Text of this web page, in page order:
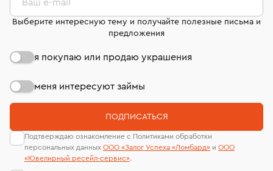
Ваш e-mail
Выберите интересную тему и получайте полезные письма и
предложения
я покупаю или продаю украшения
меня интересуют займы
ПОДПИСАТЬСЯ
Подтверждаю ознакомление с Политиками обработки
персональных данных ООО «Залог Успеха «Ломбард» и ООО
«Ювелирный ресейл-сервиc».